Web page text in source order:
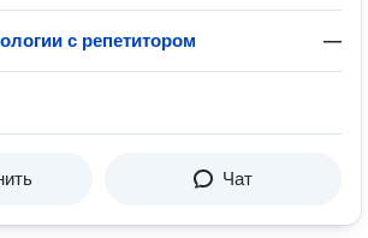
с репетитором —
Чат